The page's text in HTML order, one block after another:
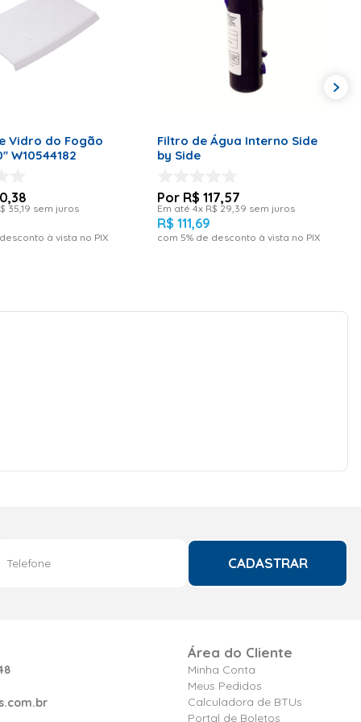
Vidro do Fogão
W10544182
,38
35 ,19 sem juros
à vista no PIX
Filtro de Água Interno Side
by Side
R$ 117,57
Em até 4x R$ 29 39 sem juros
R$ 111,69
com 5% de desconto à vista no PIX
CADASTRAR
Área do Cliente
Minha Conta
Meus Pedidos
Calculadora de BTUs
Portal de Boletos